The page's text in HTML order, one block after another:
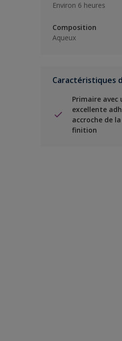
Environ 6 heures
Composition
Aqueux
Caractéristiques
Primaire avec
excellente
accroche de
finition